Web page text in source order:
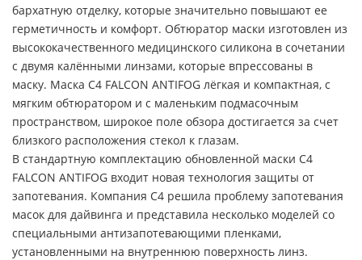
бархатную отделку, которые значительно повышают ее
герметичность и комфорт. Обтюратор маски изготовлен из
высококачественного медицинского силикона в сочетании
с двумя калёнными линзами, которые впрессованы в
маску. Маска C4 FALCON ANTIFOG лёгкая и компактная, с
мягким обтюратором и с маленьким подмасочным
пространством, широкое поле обзора достигается за счет
близкого расположения стекол к глазам.
В стандартную комплектацию обновленной маски C4
FALCON ANTIFOG входит новая технология защиты от
запотевания. Компания C4 решила проблему запотевания
масок для дайвинга и представила несколько моделей со
специальными антизапотевающими пленками,
установленными на внутреннюю поверхность линз.